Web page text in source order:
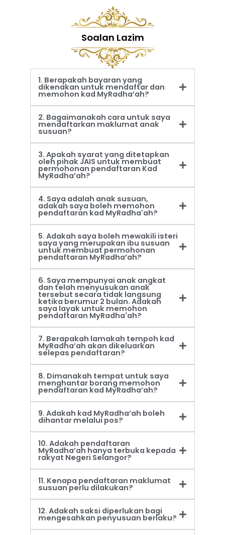
Soalan Lazim
1. Berapakah bayaran yang
dikenakan untuk mendaftar dan
memohon kad MyRadha’ah?
2. Bagaimanakah cara untuk saya
mendaftarkan maklumat anak
susuan?
3. Apakah syarat yang ditetapkan
oleh pihak JAIS untuk membuat
permohonan pendaftaran Kad
MyRadha’ah?
4. Saya adalah anak susuan,
adakah saya boleh memohon
pendaftaran kad MyRadha'ah?
5. Adakah saya boleh mewakili isteri
saya yang merupakan ibu susuan
untuk membuat permohonan
pendaftaran MyRadha’ah?
6. Saya mempunyai anak angkat
dan telah menyusukan anak
tersebut secara tidak langsung
ketika berumur 2 bulan. Adakah
saya layak untuk memohon
pendaftaran MyRadha'ah?
7. Berapakah lamakah tempoh kad
MyRadha’ah akan dikeluarkan
selepas pendaftaran?
8. Dimanakah tempat untuk saya
menghantar borang memohon
pendaftaran kad MyRadha’ah?
9. Adakah kad MyRadha’ah boleh
dihantar melalui pos?
10. Adakah pendaftaran
MyRadha’ah hanya terbuka kepada
rakyat Negeri Selangor?
11. Kenapa pendaftaran maklumat
susuan perlu dilakukan?
12. Adakah saksi diperlukan bagi
mengesahkan penyusuan berlaku?